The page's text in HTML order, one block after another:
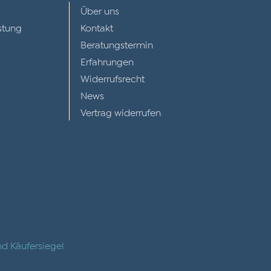
Über uns
Kontakt
Beratungstermin
Erfahrungen
Widerrufsrecht
News
Vertrag widerrufen